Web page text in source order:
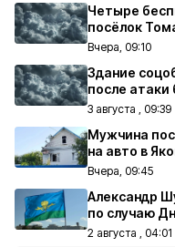
Четыре
посёлок
Вчера, 09:10
Здание
после атаки
3 августа , 09:39
Мужчина
на авто в
Вчера, 09:45
Александр
по случаю
2 августа , 04:01